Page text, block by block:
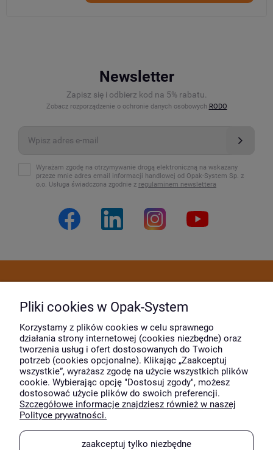
Newsletter
Zapisz się i odbierz kod na 5% rabatu.
Zobacz rozporządzenie o ochronie danych osobowych RODO
Wyrażam zgodę na otrzymywanie drogą elektroniczną na wskazany
przeze mnie adres email informacji handlowej od Opak-System Sp. z
o.o. Usługa świadczona zgodnie z regulaminem newslettera
Moje konto
O firmie
Wyróżnili nas
Pliki cookies w Opak-System
Korzystamy z plików cookies w celu sprawnego
działania strony internetowej (cookies niezbędne) oraz
tworzenia usług i ofert dostosowanych do Twoich
potrzeb (cookies opcjonalne). Klikając „Zaakceptuj
wszystkie”, wyrażasz zgodę na użycie wszystkich plików
cookie. Wybierając opcję "Dostosuj zgody", możesz
dostosować użycie plików do swoich preferencji.
Szczegółowe informacje znajdziesz również w naszej
Polityce prywatności.
zaakceptuj tylko niezbędne